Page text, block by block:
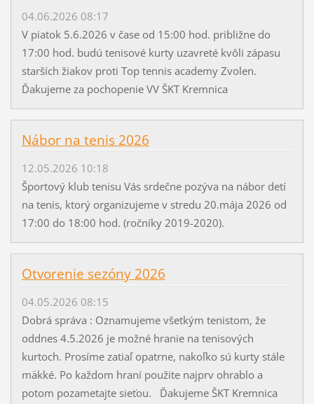
04.06.2026 08:17
V piatok 5.6.2026 v čase od 15:00 hod. približne do
17:00 hod. budú tenisové kurty uzavreté kvôli zápasu
starších žiakov proti Top tennis academy Zvolen.
Ďakujeme za pochopenie VV ŠKT Kremnica
Nábor na tenis 2026
12.05.2026 10:18
Športový klub tenisu Vás srdečne pozýva na nábor detí
na tenis, ktorý organizujeme v stredu 20.mája 2026 od
17:00 do 18:00 hod. (ročníky 2019-2020).
Otvorenie sezóny 2026
04.05.2026 08:15
Dobrá správa : Oznamujeme všetkým tenistom, že
oddnes 4.5.2026 je možné hranie na tenisových
kurtoch. Prosíme zatiaľ opatrne, nakoľko sú kurty stále
mäkké. Po každom hraní použite najprv ohrablo a
potom pozametajte sieťou. Ďakujeme ŠKT Kremnica